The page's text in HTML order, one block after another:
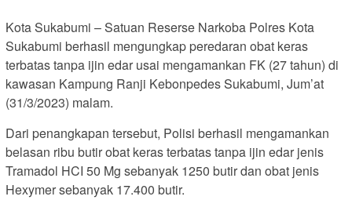
Kota Sukabumi – Satuan Reserse Narkoba Polres Kota
Sukabumi berhasil mengungkap peredaran obat keras
terbatas tanpa ijin edar usai mengamankan FK (27 tahun) di
kawasan Kampung Ranji Kebonpedes Sukabumi, Jum’at
(31/3/2023) malam.
Dari penangkapan tersebut, Polisi berhasil mengamankan
belasan ribu butir obat keras terbatas tanpa ijin edar jenis
Tramadol HCI 50 Mg sebanyak 1250 butir dan obat jenis
Hexymer sebanyak 17.400 butir.